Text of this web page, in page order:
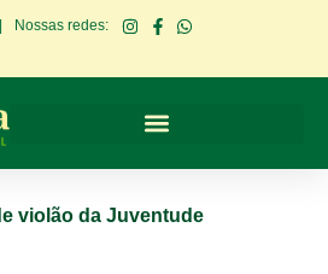
Nossas redes:
violão da Juventude